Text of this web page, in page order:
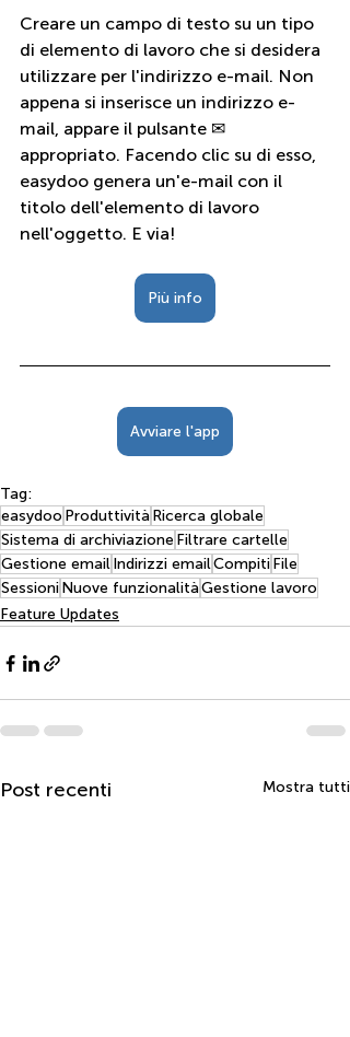
Creare un campo di testo su un tipo
di elemento di lavoro che si desidera
utilizzare per l'indirizzo e-mail. Non
appena si inserisce un indirizzo e-
mail, appare il pulsante ✉
appropriato. Facendo clic su di esso,
easydoo genera un'e-mail con il
titolo dell'elemento di lavoro
nell'oggetto. E via!
Più info
Avviare l'app
Tag:
easydoo ProduttivitàRicerca globale
Sistema di archiviazione Filtrare cartelle
Gestione emailIndirizzi emailCompitiFile
SessioniNuove funzionalitàGestione lavoro
Feature Updates
Post recenti Mostra tutti